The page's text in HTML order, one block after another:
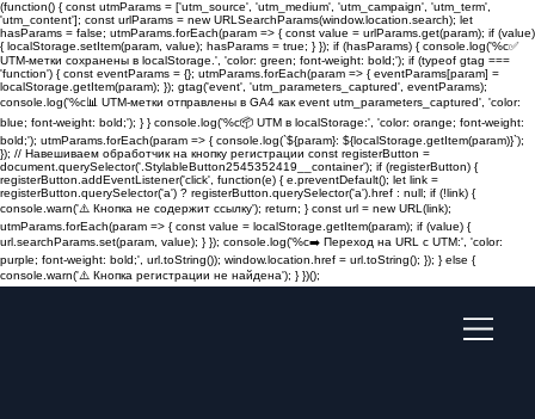
(function() { const utmParams = ['utm_source', 'utm_medium', 'utm_campaign', 'utm_term',
'utm_content']; const urlParams = new URLSearchParams(window.location.search); let
hasParams = false; utmParams.forEach(param => { const value = urlParams.get(param); if (value)
{ localStorage.setItem(param, value); hasParams = true; } }); if (hasParams) { console.log('%c✅
UTM-метки сохранены в localStorage.', 'color: green; font-weight: bold;'); if (typeof gtag ===
'function') { const eventParams = {}; utmParams.forEach(param => { eventParams[param] =
localStorage.getItem(param); }); gtag('event', 'utm_parameters_captured', eventParams);
console.log('%c📊 UTM-метки отправлены в GA4 как event utm_parameters_captured', 'color:
blue; font-weight: bold;'); } } console.log('%c📦 UTM в localStorage:', 'color: orange; font-weight:
bold;'); utmParams.forEach(param => { console.log(`${param}: ${localStorage.getItem(param)}`);
}); // Навешиваем обработчик на кнопку регистрации const registerButton =
document.querySelector('.StylableButton2545352419__container'); if (registerButton) {
registerButton.addEventListener('click', function(e) { e.preventDefault(); let link =
registerButton.querySelector('a') ? registerButton.querySelector('a').href : null; if (!link) {
console.warn('⚠️ Кнопка не содержит ссылку'); return; } const url = new URL(link);
utmParams.forEach(param => { const value = localStorage.getItem(param); if (value) {
url.searchParams.set(param, value); } }); console.log('%c➡️ Переход на URL с UTM:', 'color:
purple; font-weight: bold;', url.toString()); window.location.href = url.toString(); }); } else {
console.warn('⚠️ Кнопка регистрации не найдена'); } })();